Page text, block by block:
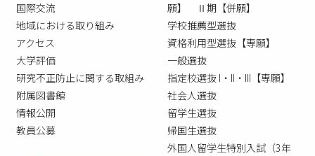
国際交流
地域における取り組み
アクセス
大学評価
研究不正防止に関する取組み
附属図書館
情報公開
教員公募
願】 Ⅱ期【併願】
学校推薦型選抜
資格利用型選抜【専願】
一般選抜
指定校選抜 I・II・III【専願】
社会人選抜
留学生選抜
帰国生選抜
外国人留学生特別入試（3年